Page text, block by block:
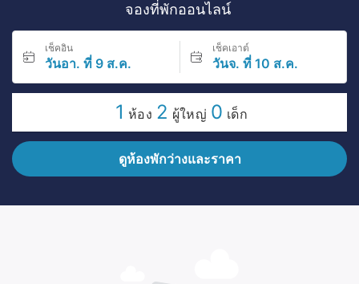
จองที่พักออนไลน์
เช็คอิน
วันอา. ที่ 9 ส.ค.
เช็คเอาต์
วันจ. ที่ 10 ส.ค.
1 ห้อง 2 ผู้ใหญ่ 0 เด็ก
ดูห้องพักว่างและราคา